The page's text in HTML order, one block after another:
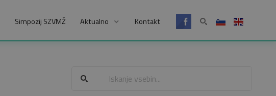
Simpozij SZVMŽ Aktualno Kontakt